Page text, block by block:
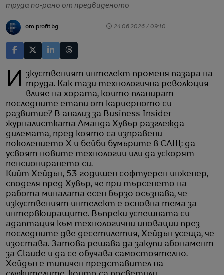
труда по-рано от предвиденото
от profit.bg 24.06.2026 / 09:10
Изкуственият интелект променя пазара на
труда. Как тази технологична революция
влияе на хората, които планират
последните етапи от кариерното си
развитие? В анализ за Business Insider
журналистката Аманда Хувър разглежда
дилемата, пред която са изправени
поколението X и бейби бумърите в САЩ: да
усвоят новите технологии или да ускорят
пенсионирането си.
Кийт Хейдън, 53-годишен софтуерен инженер,
споделя пред Хувър, че при търсенето на
работа миналата есен бързо осъзнава, че
изкуственият интелект е основна тема за
интервюиращите. Въпреки успешната си
адаптация към технологични иновации през
последните две десетилетия, Хейдън усеща, че
изостава. Затова решава да закупи абонамент
за Claude и да се обучава самостоятелно.
Хейдън е типичен представител на